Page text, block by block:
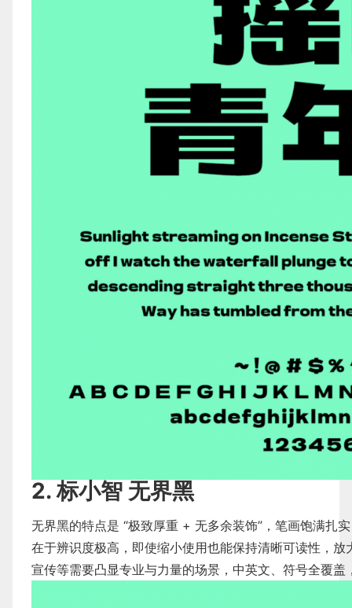
2. 标小智 无界黑
无界黑的特点是 “极致厚重 + 无多余装饰”，笔画饱满扎
在于辨识度极高，即使缩小使用也能保持清晰可读性，
宣传等需要凸显专业与力量的场景，中英文、符号全覆盖